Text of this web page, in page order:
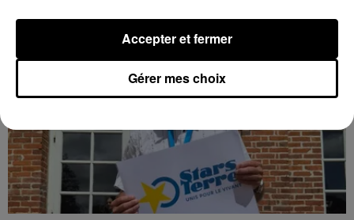
Gérer mes choix
Accepter et fermer